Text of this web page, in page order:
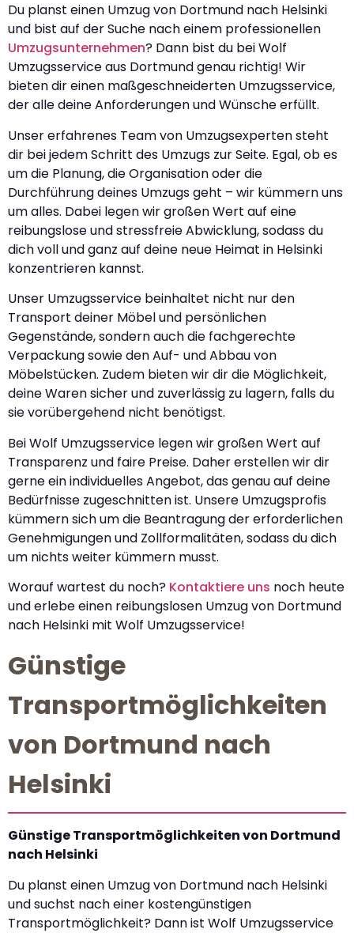
Du planst einen Umzug von Dortmund nach Helsinki
und bist auf der Suche nach einem professionellen
Umzugsunternehmen? Dann bist du bei Wolf
Umzugsservice aus Dortmund genau richtig! Wir
bieten dir einen maßgeschneiderten Umzugsservice,
der alle deine Anforderungen und Wünsche erfüllt.
Unser erfahrenes Team von Umzugsexperten steht
dir bei jedem Schritt des Umzugs zur Seite. Egal, ob es
um die Planung, die Organisation oder die
Durchführung deines Umzugs geht – wir kümmern uns
um alles. Dabei legen wir großen Wert auf eine
reibungslose und stressfreie Abwicklung, sodass du
dich voll und ganz auf deine neue Heimat in Helsinki
konzentrieren kannst.
Unser Umzugsservice beinhaltet nicht nur den
Transport deiner Möbel und persönlichen
Gegenstände, sondern auch die fachgerechte
Verpackung sowie den Auf- und Abbau von
Möbelstücken. Zudem bieten wir dir die Möglichkeit,
deine Waren sicher und zuverlässig zu lagern, falls du
sie vorübergehend nicht benötigst.
Bei Wolf Umzugsservice legen wir großen Wert auf
Transparenz und faire Preise. Daher erstellen wir dir
gerne ein individuelles Angebot, das genau auf deine
Bedürfnisse zugeschnitten ist. Unsere Umzugsprofis
kümmern sich um die Beantragung der erforderlichen
Genehmigungen und Zollformalitäten, sodass du dich
um nichts weiter kümmern musst.
Worauf wartest du noch? Kontaktiere uns noch heute
und erlebe einen reibungslosen Umzug von Dortmund
nach Helsinki mit Wolf Umzugsservice!
Günstige
Transportmöglichkeiten
von Dortmund nach
Helsinki
Günstige Transportmöglichkeiten von Dortmund
nach Helsinki
Du planst einen Umzug von Dortmund nach Helsinki
und suchst nach einer kostengünstigen
Transportmöglichkeit? Dann ist Wolf Umzugsservice